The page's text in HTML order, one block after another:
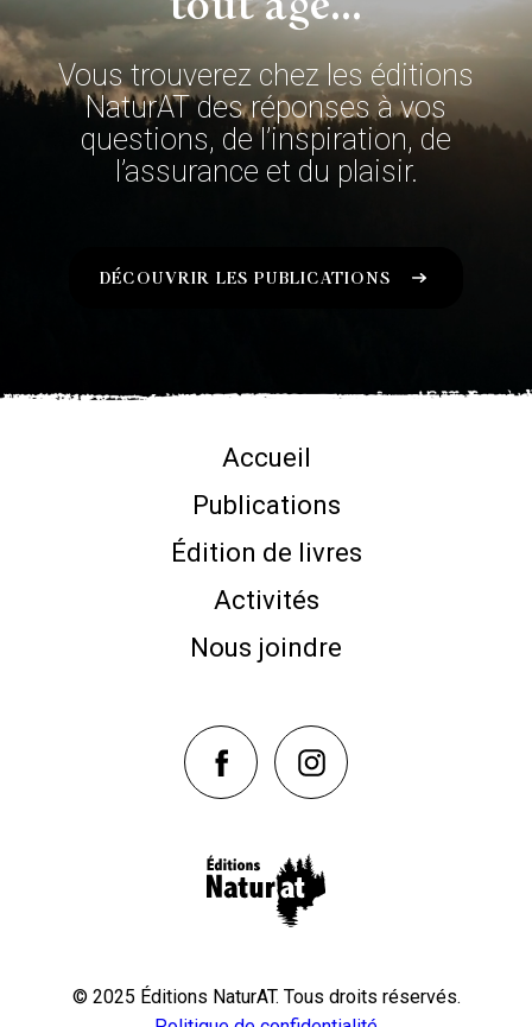
Vous trouverez chez les éditions
NaturAT des réponses à vos
questions, de l’inspiration, de
l’assurance et du plaisir.
DÉCOUVRIR LES PUBLICATIONS
© 2025 Éditions NaturAT. Tous droits réservés.
Accueil
Publications
Édition de livres
Activités
Nous joindre
NaturAT sur Facebook